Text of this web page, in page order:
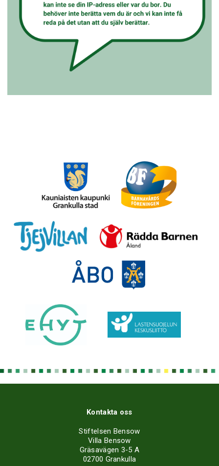
Kontakta oss
Stiftelsen Bensow
Villa Bensow
Gräsavägen 3-5 A
02700 Grankulla